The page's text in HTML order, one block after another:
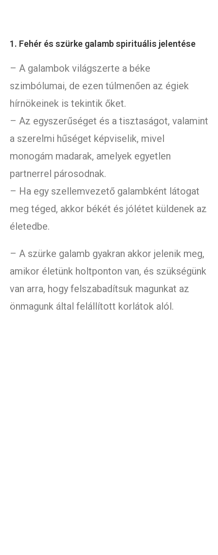
1. Fehér és szürke galamb spirituális jelentése
– A galambok világszerte a béke
szimbólumai, de ezen túlmenően az égiek
hírnökeinek is tekintik őket.
– Az egyszerűséget és a tisztaságot, valamint
a szerelmi hűséget képviselik, mivel
monogám madarak, amelyek egyetlen
partnerrel párosodnak.
– Ha egy szellemvezető galambként látogat
meg téged, akkor békét és jólétet küldenek az
életedbe.
– A szürke galamb gyakran akkor jelenik meg,
amikor életünk holtponton van, és szükségünk
van arra, hogy felszabadítsuk magunkat az
önmagunk által felállított korlátok alól.